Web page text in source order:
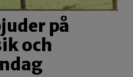
på
och